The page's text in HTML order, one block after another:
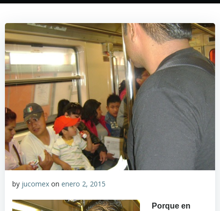
by jucomex on enero 2, 2015
Porque en